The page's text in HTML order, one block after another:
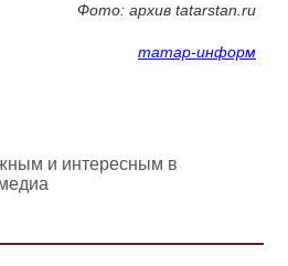
Фото: архив tatarstan.ru
татар-информ
и интересным в